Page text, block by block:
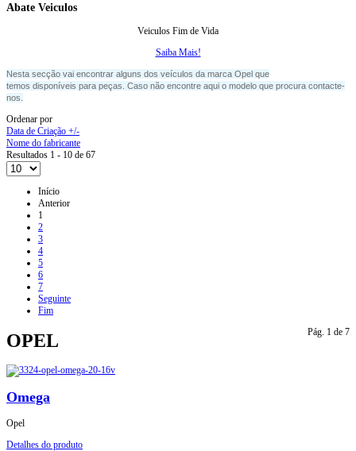
Abate Veiculos
Veiculos Fim de Vida
Saiba Mais!
Nesta secção vai encontrar alguns dos veículos da marca Opel que
temos disponíveis para peças. Caso não encontre aqui o modelo que procura contacte-
nos.
Ordenar por
Data de Criação +/-
Nome do fabricante
Resultados 1 - 10 de 67
Início
Anterior
1
2
3
4
5
6
7
Seguinte
Fim
Pág. 1 de 7
OPEL
Omega
Opel
Detalhes do produto